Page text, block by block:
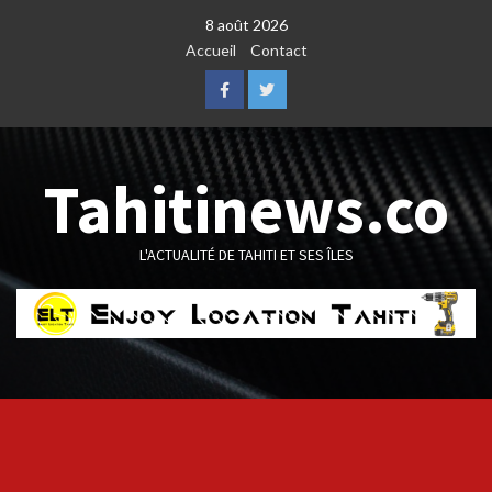
8 août 2026
Accueil
Contact
FacebookTwitter
Tahitinews.co
L'ACTUALITÉ DE TAHITI ET SES ÎLES